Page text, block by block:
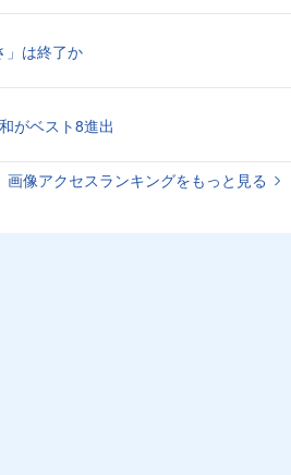
」は終了か
がベスト8進出
画像アクセスランキングをもっと見る